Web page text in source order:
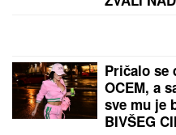
(FOTO)